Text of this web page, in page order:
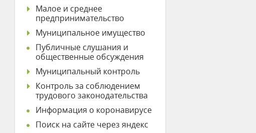
Малое и среднее
предпринимательство
Муниципальное имущество
Публичные слушания и
общественные обсуждения
Муниципальный контроль
Контроль за соблюдением
трудового законодательства
Информация о коронавирусе
Поиск на сайте через яндекс